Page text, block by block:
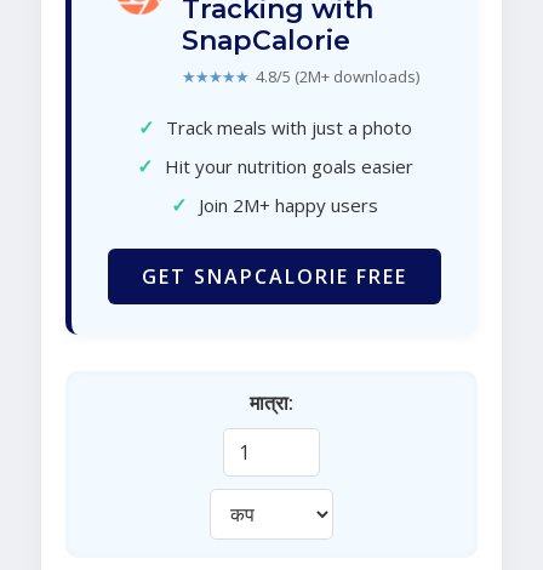
Tracking with
SnapCalorie
★★★★★ 4.8/5 (2M+ downloads)
✓ Track meals with just a photo
✓ Hit your nutrition goals easier
✓ Join 2M+ happy users
GET SNAPCALORIE FREE
मात्रा: